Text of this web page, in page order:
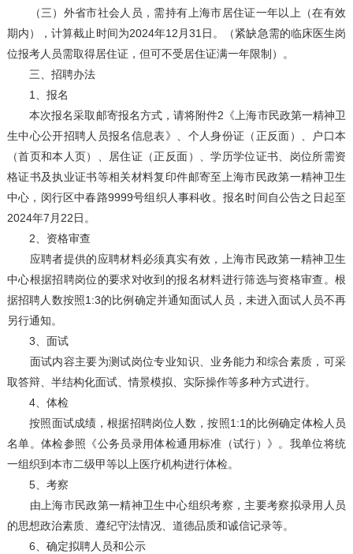
（三）外省市社会人员，需持有上海市居住证一年以上（在有效
期内），计算截止时间为2024年12月31日。（紧缺急需的临床医生岗
位报考人员需取得居住证，但可不受居住证满一年限制）。
三、招聘办法
1、报名
本次报名采取邮寄报名方式，请将附件2《上海市民政第一精神卫
生中心公开招聘人员报名信息表》、个人身份证（正反面）、户口本
（首页和本人页）、居住证（正反面）、学历学位证书、岗位所需资
格证书及执业证书等相关材料复印件邮寄至上海市民政第一精神卫生
中心，闵行区中春路9999号组织人事科收。报名时间自公告之日起至
2024年7月22日。
2、资格审查
应聘者提供的应聘材料必须真实有效，上海市民政第一精神卫生
中心根据招聘岗位的要求对收到的报名材料进行筛选与资格审查。根
据招聘人数按照1:3的比例确定并通知面试人员，未进入面试人员不再
另行通知。
3、面试
面试内容主要为测试岗位专业知识、业务能力和综合素质，可采
取答辩、半结构化面试、情景模拟、实际操作等多种方式进行。
4、体检
按照面试成绩，根据招聘岗位人数，按照1:1的比例确定体检人员
名单。体检参照《公务员录用体检通用标准（试行）》。我单位将统
一组织到本市二级甲等以上医疗机构进行体检。
5、考察
由上海市民政第一精神卫生中心组织考察，主要考察拟录用人员
的思想政治素质、遵纪守法情况、道德品质和诚信记录等。
6、确定拟聘人员和公示